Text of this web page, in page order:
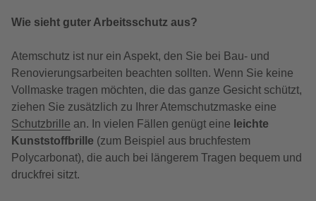
Wie sieht guter Arbeitsschutz aus?
Atemschutz ist nur ein Aspekt, den Sie bei Bau- und
Renovierungsarbeiten beachten sollten. Wenn Sie keine
Vollmaske tragen möchten, die das ganze Gesicht schützt,
ziehen Sie zusätzlich zu Ihrer Atemschutzmaske eine
Schutzbrille an. In vielen Fällen genügt eine leichte
Kunststoffbrille (zum Beispiel aus bruchfestem
Polycarbonat), die auch bei längerem Tragen bequem und
druckfrei sitzt.